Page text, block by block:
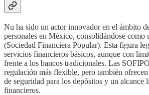
Nu ha sido un actor innovador en el ámbito
personales en México, consolidándose como
(Sociedad Financiera Popular). Esta figura
servicios financieros básicos, aunque con
frente a los bancos tradicionales. Las
regulación más flexible, pero también
de seguridad para los depósitos y un alcance
financieros.